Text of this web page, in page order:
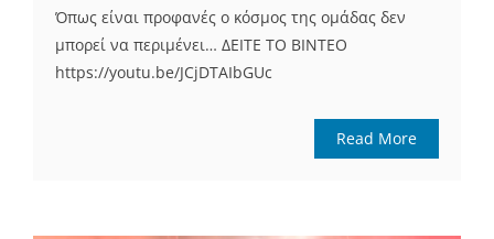
Όπως είναι προφανές ο κόσμος της ομάδας δεν
μπορεί να περιμένει… ΔΕΙΤΕ ΤΟ ΒΙΝΤΕΟ
https://youtu.be/JCjDTAIbGUc
Read More